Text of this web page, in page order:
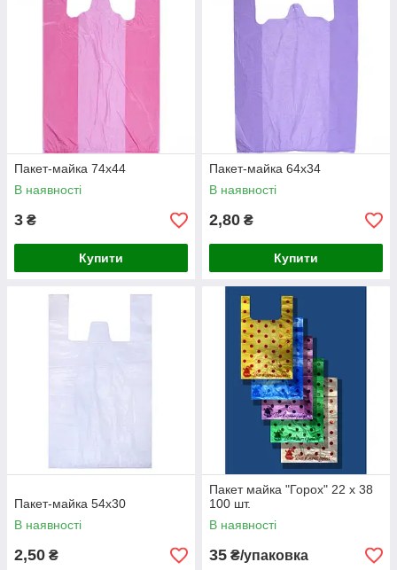
Пакет-майка 74х44
В наявності
3 ₴
Купити
Пакет-майка 64х34
В наявності
2,80 ₴
Купити
Пакет-майка 54х30
В наявності
2,50 ₴
Пакет майка "Горох" 22 х 38
100 шт.
В наявності
35 ₴/упаковка